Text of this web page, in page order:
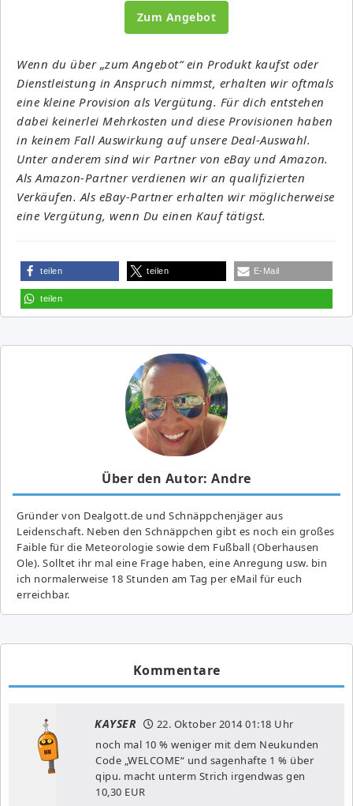
Zum Angebot
Wenn du über „zum Angebot“ ein Produkt kaufst oder
Dienstleistung in Anspruch nimmst, erhalten wir oftmals
eine kleine Provision als Vergütung. Für dich entstehen
dabei keinerlei Mehrkosten und diese Provisionen haben
in keinem Fall Auswirkung auf unsere Deal-Auswahl.
Unter anderem sind wir Partner von eBay und Amazon.
Als Amazon-Partner verdienen wir an qualifizierten
Verkäufen. Als eBay-Partner erhalten wir möglicherweise
eine Vergütung, wenn Du einen Kauf tätigst.
teilen teilen E-Mail
teilen
Über den Autor: Andre
Gründer von Dealgott.de und Schnäppchenjäger aus
Leidenschaft. Neben den Schnäppchen gibt es noch ein großes
Fai­ble für die Meteorologie sowie dem Fußball (Oberhausen
Ole). Solltet ihr mal eine Frage haben, eine Anregung usw. bin
ich normalerweise 18 Stunden am Tag per eMail für euch
erreichbar.
Kommentare
KAYSER 22. Oktober 201401:18 Uhr
noch mal 10 % weniger mit dem Neukunden
Code „WELCOME“ und sagenhafte 1 % über
qipu. macht unterm Strich irgendwas gen
10,30 EUR